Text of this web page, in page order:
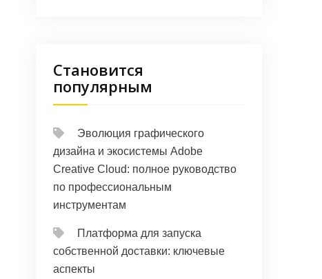
Становится
популярным
Эволюция графического
дизайна и экосистемы Adobe
Creative Cloud: полное руководство
по профессиональным
инструментам
Платформа для запуска
собственной доставки: ключевые
аспекты